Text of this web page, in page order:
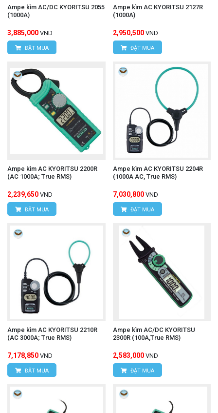
Ampe kìm AC/DC KYORITSU 2055
(1000A)
3,885,000 VND
ĐẶT MUA
Ampe kìm AC KYORITSU 2127R
(1000A)
2,950,500 VND
ĐẶT MUA
Ampe kìm AC KYORITSU 2200R
(AC 1000A; True RMS)
2,239,650 VND
ĐẶT MUA
Ampe kìm AC KYORITSU 2204R
(1000A AC, True RMS)
7,030,800 VND
ĐẶT MUA
Ampe kìm AC KYORITSU 2210R
(AC 3000A; True RMS)
7,178,850 VND
ĐẶT MUA
Ampe kìm AC/DC KYORITSU
2300R (100A,True RMS)
2,583,000 VND
ĐẶT MUA